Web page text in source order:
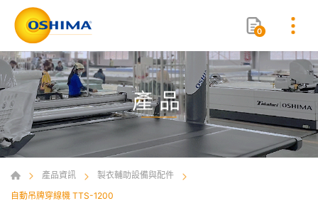
0
產品
產品資訊
製衣輔助設備與配件
自動吊牌穿線機 TTS-1200